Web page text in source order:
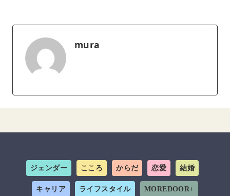
mura
ジェンダー こころ からだ 恋愛 結婚
キャリア ライフスタイル MOREDOOR+